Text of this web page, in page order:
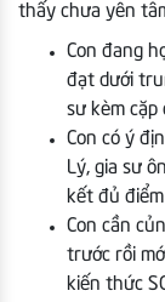
thấy chưa yên
Con đang
đạt dưới
sư kèm cặp
Con có ý
Lý, gia sư
kết đủ
Con cần
trước rồi
kiến thức